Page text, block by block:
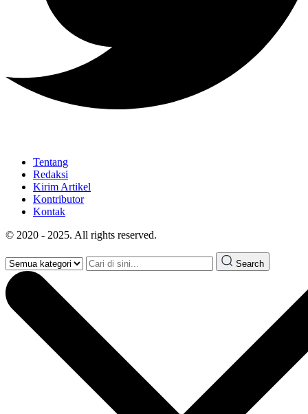
Tentang
Redaksi
Kirim Artikel
Kontributor
Kontak
© 2020 - 2025. All rights reserved.
Search